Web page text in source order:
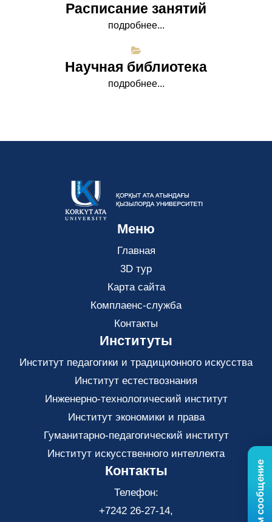
Расписание занятий
подробнее...
Научная библиотека
подробнее...
Меню
Главная
3D тур
Карта сайта
Комплаенс-служба
Контакты
Институты
Институт педагогики и традиционного искусства
Институт естествознания
Инженерно-технологический институт
Институт экономики и права
Гуманитарно-педагогический институт
Институт искусственного интеллекта
Контакты
Телефон:
+7242 26-27-14,